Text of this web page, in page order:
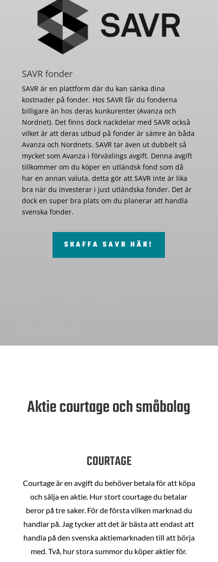
SAVR fonder
SAVR är en plattform där du kan sänka dina
kostnader på fonder. Hos SAVR får du fonderna
billigare än hos deras kunkurenter (Avanza och
Nordnet). Det finns dock nackdelar med SAVR också
vilket är att deras utbud på fonder är sämre än båda
Avanza och Nordnets. SAVR tar även ut dubbelt så
mycket som Avanza i förväxlings avgift. Denna avgift
tillkommer om du köper en utländsk fond som då
har en annan valuta, detta gör att SAVR inte är lika
bra när du investerar i just utländska fonder. Det är
dock en super bra plats om du planerar att handla
svenska fonder.
SKAFFA SAVR HÄR!
Aktie courtage och småbolag
COURTAGE
Courtage är en avgift du behöver betala för att köpa
och sälja en aktie. Hur stort courtage du betalar
beror på tre saker. För de första vilken marknad du
handlar på. Jag tycker att det är bästa att endast att
handla på den svenska aktiemarknaden till att börja
med. Två, hur stora summor du köper aktier för.